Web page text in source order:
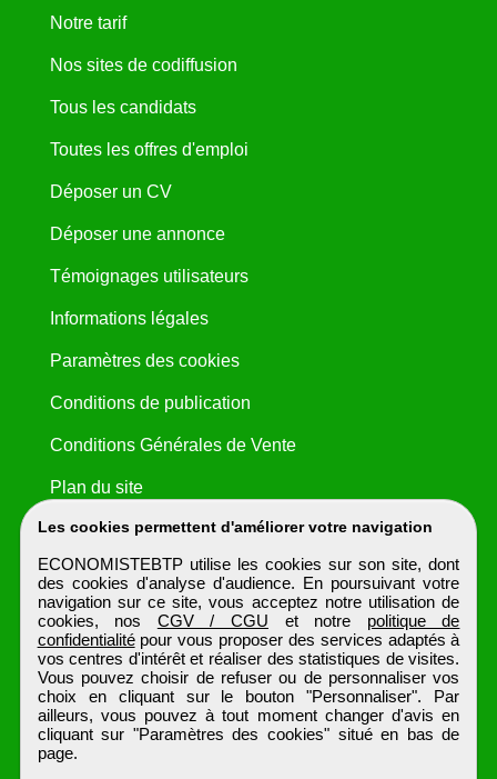
Les cookies permettent d'améliorer votre navigation
ECONOMISTEBTP utilise les cookies sur son site, dont
des cookies d'analyse d'audience. En poursuivant votre
navigation sur ce site, vous acceptez notre utilisation de
cookies, nos CGV / CGU et notre politique de
confidentialitépour vous proposer des services adaptés à
vos centres d'intérêt et réaliser des statistiques de visites.
Vous pouvez choisir de refuser ou de personnaliser vos
choix en cliquant sur le bouton "Personnaliser". Par
ailleurs, vous pouvez à tout moment changer d'avis en
cliquant sur "Paramètres des cookies" situé en bas de
page.
Notre tarif
Nos sites de codiffusion
Tous les candidats
Toutes les offres d'emploi
Déposer un CV
Déposer une annonce
Témoignages utilisateurs
Informations légales
Paramètres des cookies
Conditions de publication
Conditions Générales de Vente
Plan du site